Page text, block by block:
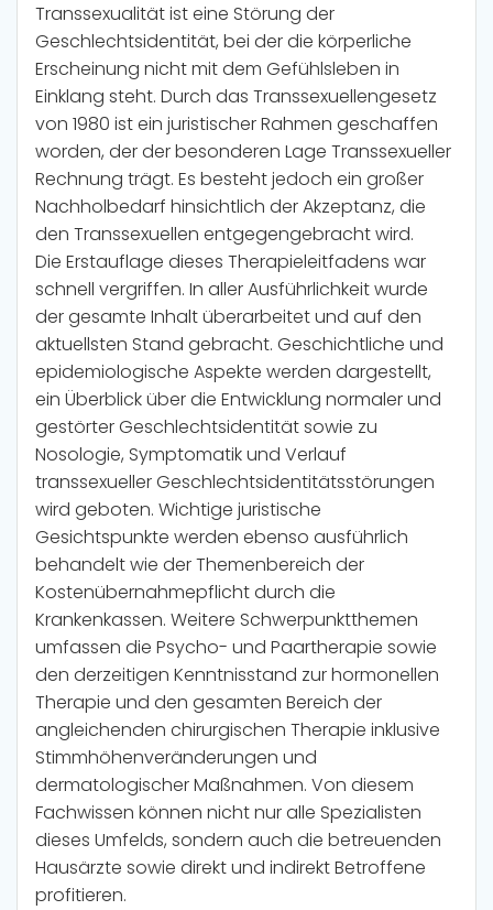
Transsexualität ist eine Störung der
Geschlechtsidentität, bei der die körperliche
Erscheinung nicht mit dem Gefühlsleben in
Einklang steht. Durch das Transsexuellengesetz
von 1980 ist ein juristischer Rahmen geschaffen
worden, der der besonderen Lage Transsexueller
Rechnung trägt. Es besteht jedoch ein großer
Nachholbedarf hinsichtlich der Akzeptanz, die
den Transsexuellen entgegengebracht wird.
Die Erstauflage dieses Therapieleitfadens war
schnell vergriffen. In aller Ausführlichkeit wurde
der gesamte Inhalt überarbeitet und auf den
aktuellsten Stand gebracht. Geschichtliche und
epidemiologische Aspekte werden dargestellt,
ein Überblick über die Entwicklung normaler und
gestörter Geschlechtsidentität sowie zu
Nosologie, Symptomatik und Verlauf
transsexueller Geschlechtsidentitätsstörungen
wird geboten. Wichtige juristische
Gesichtspunkte werden ebenso ausführlich
behandelt wie der Themenbereich der
Kostenübernahmepflicht durch die
Krankenkassen. Weitere Schwerpunktthemen
umfassen die Psycho- und Paartherapie sowie
den derzeitigen Kenntnisstand zur hormonellen
Therapie und den gesamten Bereich der
angleichenden chirurgischen Therapie inklusive
Stimmhöhenveränderungen und
dermatologischer Maßnahmen. Von diesem
Fachwissen können nicht nur alle Spezialisten
dieses Umfelds, sondern auch die betreuenden
Hausärzte sowie direkt und indirekt Betroffene
profitieren.